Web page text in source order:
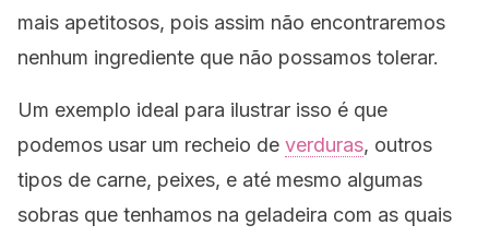
mais apetitosos, pois assim não encontraremos
nenhum ingrediente que não possamos tolerar.
Um exemplo ideal para ilustrar isso é que
podemos usar um recheio de verduras, outros
tipos de carne, peixes, e até mesmo algumas
sobras que tenhamos na geladeira com as quais